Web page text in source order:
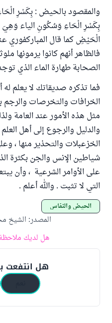
والمقصود بالحيض : بِكَسْرِ
بِكَسْرِ الْحَاءِ وَسُكُونِ الياء
الْحَيْضِ كما قال المباركفوري
فالظاهر أنهم كانوا يرمونها
الصحابة طهارة الماء الذي
فما تذكره صديقاتك لا يعلم
الخرافات والتخرصات والرجم
مثل هذه الأمور عند العامة
والدليل والرجوع إلى أهل
الخزعبلات والتحذير منها
شياطين الإنس والجن بكثرة
على الأوامر الشرعية ، وأن
التي لا تثبت . والله أعلم .
الحيض والنفاس
المصدر: الشيخ
هل لديك
هل انتفعت